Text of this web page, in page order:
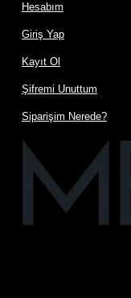
Hesabım
Giriş Yap
Kayıt Ol
Şifremi Unuttum
Siparişim Nerede?